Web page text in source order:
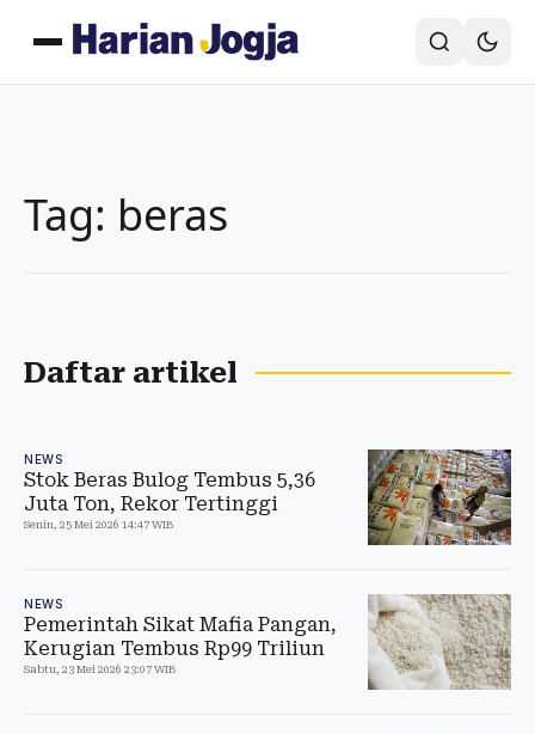
Tag: beras
Daftar artikel
NEWS
Stok Beras Bulog Tembus 5,36
Juta Ton, Rekor Tertinggi
Senin, 25 Mei 2026 14:47 WIB
NEWS
Pemerintah Sikat Mafia Pangan,
Kerugian Tembus Rp99 Triliun
Sabtu, 23 Mei 2026 23:07 WIB